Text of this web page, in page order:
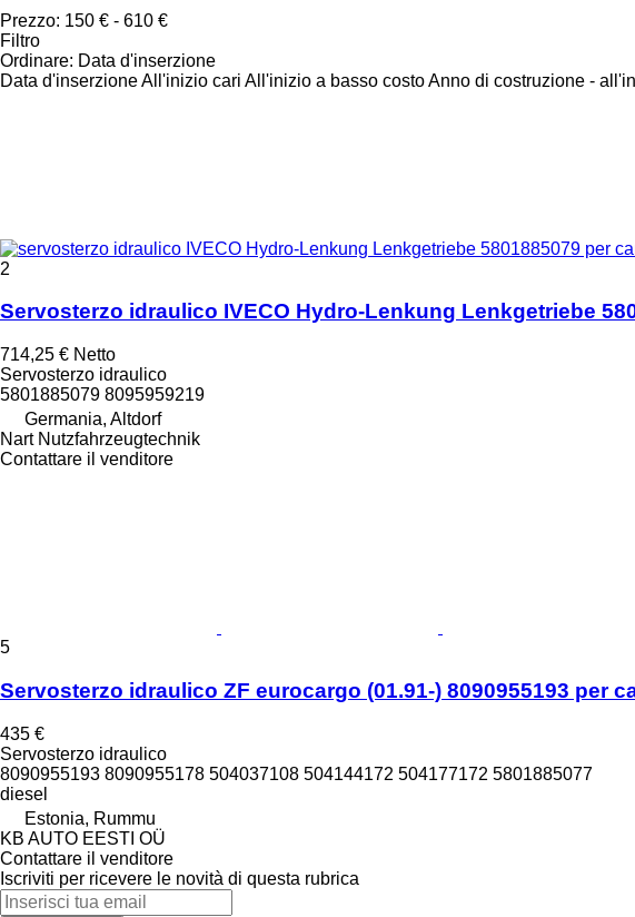
Prezzo: 150 € - 610 €
Filtro
Ordinare: Data d'inserzione
Data d'inserzioneAll'inizio cari All'inizio a basso costoAnno di costruzione -
2
Servosterzo idraulico IVECO Hydro-Lenkung Lenkgetriebe
714,25 € Netto
Servosterzo idraulico
5801885079 8095959219
Germania, Altdorf
Nart Nutzfahrzeugtechnik
Contattare il venditore
5
Servosterzo idraulico ZF eurocargo (01.91-) 8090955193 per
435 €
Servosterzo idraulico
8090955193 8090955178 504037108 504144172 504177172 5801885077
diesel
Estonia, Rummu
KB AUTO EESTI OÜ
Contattare il venditore
Iscriviti per ricevere le novità di questa rubrica